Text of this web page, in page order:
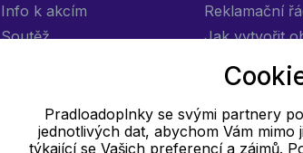
Info k akcím
Soutěž
Reklamační
Jak vytvořit
Obchodní
Doprava
E-mail
Pradloadoplnky se svými partnery
jednotlivých dat, abychom Vám
týkající se Vašich preferencí a zájmů.